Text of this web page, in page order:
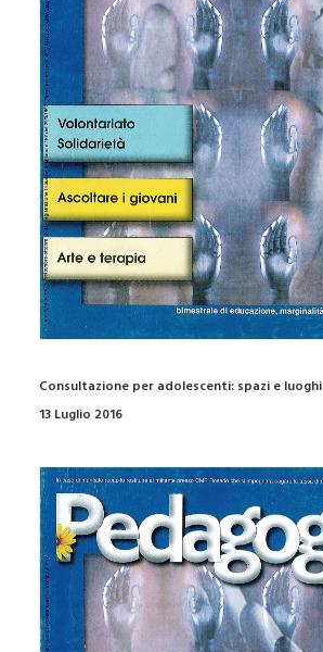
Consultazione per adolescenti: spazi e luoghi
13 Luglio 2016